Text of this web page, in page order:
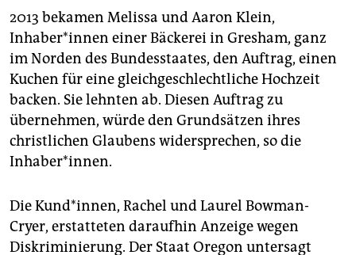
2013 bekamen Melissa und Aaron Klein,
Inhaber*innen einer Bäckerei in Gresham, ganz
im Norden des Bundesstaates, den Auftrag, einen
Kuchen für eine gleichgeschlechtliche Hochzeit
backen. Sie lehnten ab. Diesen Auftrag zu
übernehmen, würde den Grundsätzen ihres
christlichen Glaubens widersprechen, so die
Inhaber*innen.
Die Kund*innen, Rachel und Laurel Bowman-
Cryer, erstatteten daraufhin Anzeige wegen
Diskriminierung. Der Staat Oregon untersagt